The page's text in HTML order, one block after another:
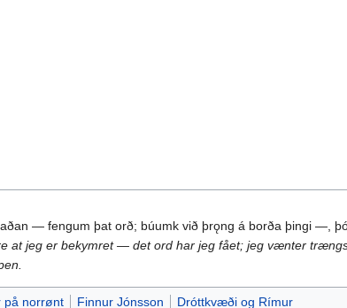
— fengum þat orð; búumk við þrǫng á borða þingi —,
at jeg er bekymret — det ord har jeg fået; jeg vænter
på norrønt Finnur Jónsson Dróttkvæði og Rímur